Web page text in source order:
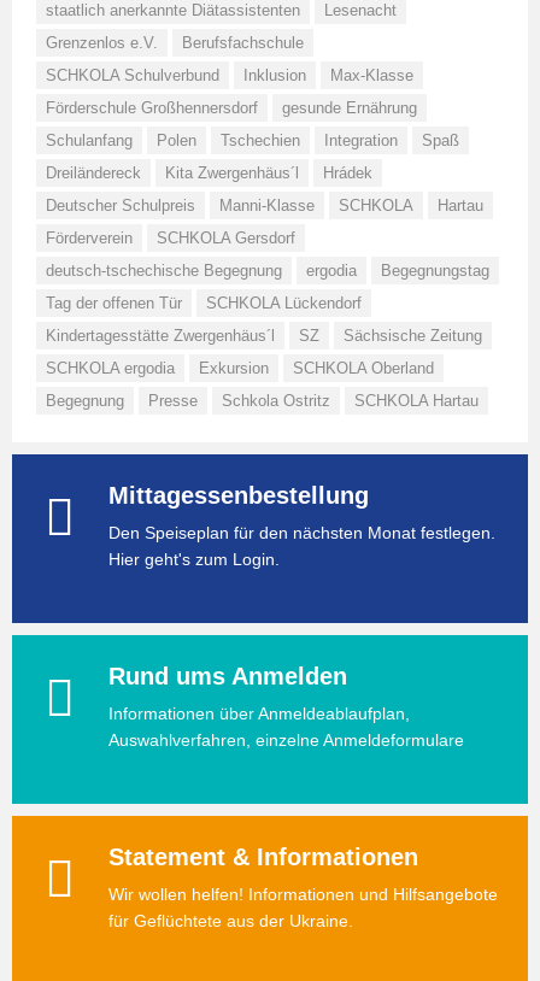
staatlich anerkannte Diätassistenten
Lesenacht
Grenzenlos e.V.
Berufsfachschule
SCHKOLA Schulverbund
Inklusion
Max-Klasse
Förderschule Großhennersdorf
gesunde Ernährung
Schulanfang
Polen Tschechien Integration
Spaß
Dreiländereck
Kita Zwergenhäus´l
Hrádek
Deutscher Schulpreis
Manni-Klasse SCHKOLA
Hartau
Förderverein
SCHKOLA Gersdorf
deutsch-tschechische Begegnung
ergodia
Begegnungstag
Tag der offenen Tür
SCHKOLA Lückendorf
Kindertagesstätte Zwergenhäus´l
SZ
Sächsische Zeitung
SCHKOLA ergodia
Exkursion
SCHKOLA Oberland
Begegnung
Presse Schkola Ostritz SCHKOLA Hartau
Mittagessenbestellung
Den Speiseplan für den nächsten Monat festlegen.
Hier geht's zum Login.
Rund ums Anmelden
Informationen über Anmeldeablaufplan,
Auswahlverfahren, einzelne Anmeldeformulare
Statement & Informationen
Wir wollen helfen! Informationen und Hilfsangebote
für Geflüchtete aus der Ukraine.